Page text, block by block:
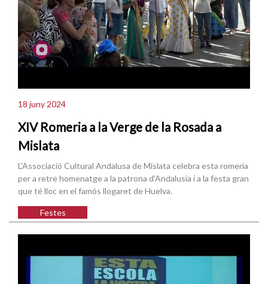
18 juny 2024
XIV Romeria a la Verge de la Rosada a
Mislata
L'Associació Cultural Andalusa de Mislata celebra esta romeria
per a retre homenatge a la patrona d'Andalusia i a la festa gran
que té lloc en el famós llogaret de Huelva.
Festes